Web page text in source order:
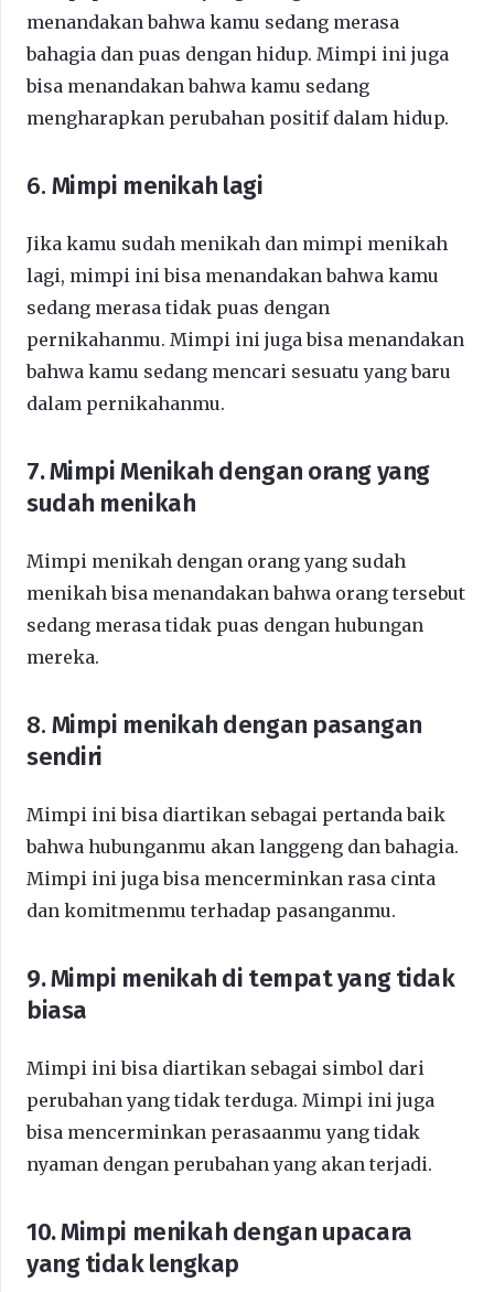
menandakan bahwa kamu sedang merasa
bahagia dan puas dengan hidup. Mimpi ini juga
bisa menandakan bahwa kamu sedang
mengharapkan perubahan positif dalam hidup.
6. Mimpi menikah lagi
Jika kamu sudah menikah dan mimpi menikah
lagi, mimpi ini bisa menandakan bahwa kamu
sedang merasa tidak puas dengan
pernikahanmu. Mimpi ini juga bisa menandakan
bahwa kamu sedang mencari sesuatu yang baru
dalam pernikahanmu.
7. Mimpi Menikah dengan orang yang
sudah menikah
Mimpi menikah dengan orang yang sudah
menikah bisa menandakan bahwa orang tersebut
sedang merasa tidak puas dengan hubungan
mereka.
8. Mimpi menikah dengan pasangan
sendiri
Mimpi ini bisa diartikan sebagai pertanda baik
bahwa hubunganmu akan langgeng dan bahagia.
Mimpi ini juga bisa mencerminkan rasa cinta
dan komitmenmu terhadap pasanganmu.
9. Mimpi menikah di tempat yang tidak
biasa
Mimpi ini bisa diartikan sebagai simbol dari
perubahan yang tidak terduga. Mimpi ini juga
bisa mencerminkan perasaanmu yang tidak
nyaman dengan perubahan yang akan terjadi.
10. Mimpi menikah dengan upacara
yang tidak lengkap